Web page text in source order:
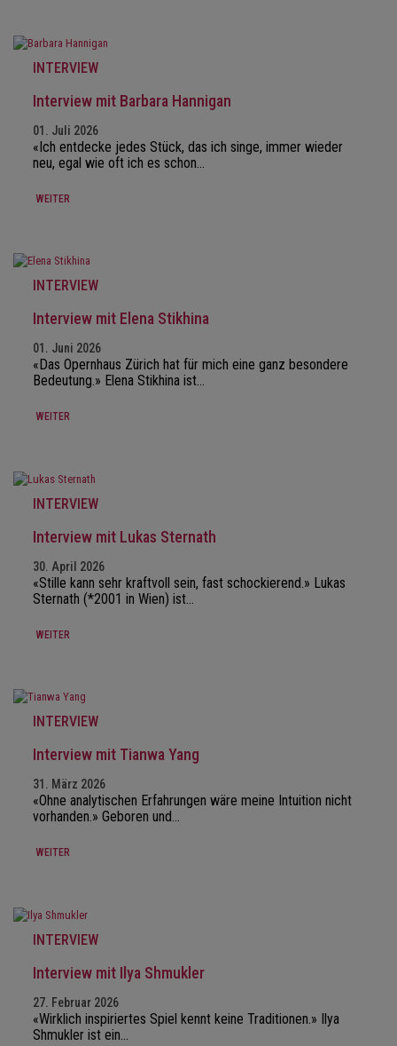
INTERVIEW
Interview mit Barbara Hannigan
01. Juli 2026
«Ich entdecke jedes Stück, das ich singe, immer wieder
neu, egal wie oft ich es schon…
WEITER
INTERVIEW
Interview mit Elena Stikhina
01. Juni 2026
«Das Opernhaus Zürich hat für mich eine ganz besondere
Bedeutung.» Elena Stikhina ist…
WEITER
INTERVIEW
Interview mit Lukas Sternath
30. April 2026
«Stille kann sehr kraftvoll sein, fast schockierend.» Lukas
Sternath (*2001 in Wien) ist…
WEITER
INTERVIEW
Interview mit Tianwa Yang
31. März 2026
«Ohne analytischen Erfahrungen wäre meine Intuition nicht
vorhanden.» Geboren und…
WEITER
INTERVIEW
Interview mit Ilya Shmukler
27. Februar 2026
«Wirklich inspiriertes Spiel kennt keine Traditionen.» Ilya
Shmukler ist ein…